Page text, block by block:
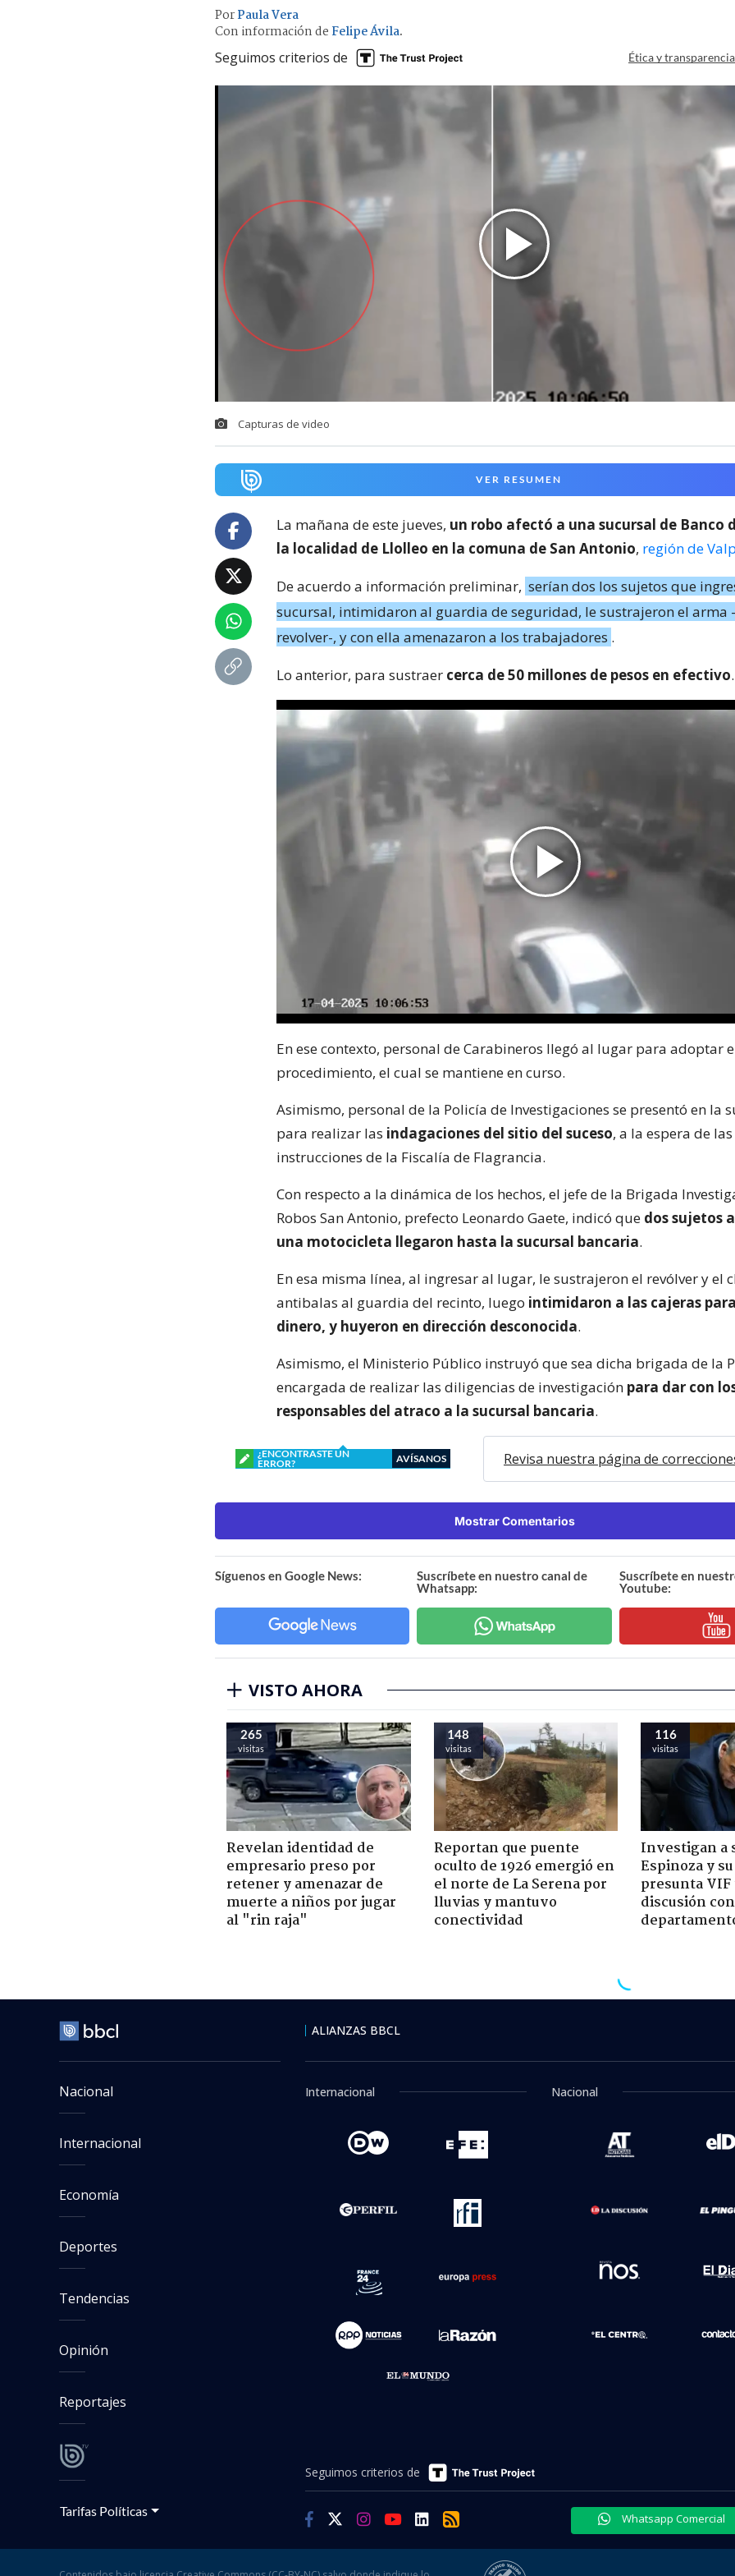
PorPaula Vera
Con información de Felipe Ávila.
Seguimos criterios de Ética y
Capturas de video
VER RESUMEN
La mañana de este jueves, un robo afectó a una sucursal de Banco
la localidad de Llolleo en la comuna de San Antonio, región de
De acuerdo a información preliminar, serían dos los sujetos que
sucursal, intimidaron al guardia de seguridad, le sustrajeron el arma
revolver-, y con ella amenazaron a los trabajadores .
Lo anterior, para sustraer cerca de 50 millones de pesos en efectivo.
En ese contexto, personal de Carabineros llegó al lugar para adoptar
procedimiento, el cual se mantiene en curso.
Asimismo, personal de la Policía de Investigaciones se presentó en la
para realizar las indagaciones del sitio del suceso, a la espera de las
instrucciones de la Fiscalía de Flagrancia.
Con respecto a la dinámica de los hechos, el jefe de la Brigada
Robos San Antonio, prefecto Leonardo Gaete, indicó que dos sujetos
una motocicleta llegaron hasta la sucursal bancaria.
En esa misma línea, al ingresar al lugar, le sustrajeron el revólver y el
antibalas al guardia del recinto, luego intimidaron a las cajeras
dinero, y huyeron en dirección desconocida.
Asimismo, el Ministerio Público instruyó que sea dicha brigada de la
encargada de realizar las diligencias de investigación para dar con
responsables del atraco a la sucursal bancaria.
¿ENCONTRASTE UN
ERROR?
AVÍSANOS Revisa nuestra página de
Mostrar Comentarios
Síguenos en Google News:
Suscríbete en nuestro canal de
Whatsapp:
Suscríbete en
Youtube:
VISTO AHORA
265
visitas
Revelan identidad de
empresario preso por
retener y amenazar de
muerte a niños por jugar
al "rin raja"
148
visitas
Reportan que puente
oculto de 1926 emergió en
el norte de La Serena por
lluvias y mantuvo
conectividad
116
visitas
Investigan a
Espinoza y
presunta
discusión
Nacional
Internacional
Economía
Deportes
Tendencias
Opinión
Reportajes
Tarifas Políticas
ALIANZAS BBCL
Internacional Nacional
Seguimos criterios de
Whatsapp Comercial